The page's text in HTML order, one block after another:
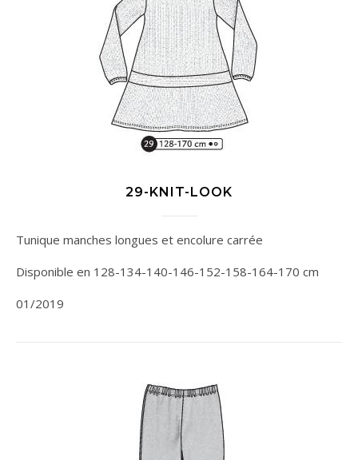
29-KNIT-LOOK
Tunique manches longues et encolure carrée
Disponible en 128-134-140-146-152-158-164-170 cm
01/2019